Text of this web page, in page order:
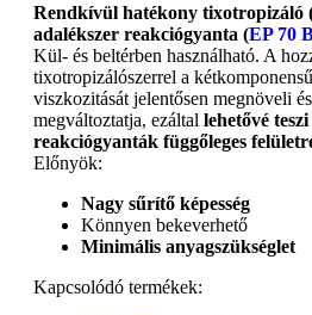
Rendkívül hatékony tixotropizáló
adalékszer reakciógyanta (EP 70
Kül- és beltérben használható. A
tixotropizálószerrel a
viszkozitását jelentősen megnöveli
megváltoztatja, ezáltal lehetővé
reakciógyanták függőleges
Előnyök:
Nagy sűrítő képesség
Könnyen bekeverhető
Minimális anyagszükséglet
Kapcsolódó termékek: